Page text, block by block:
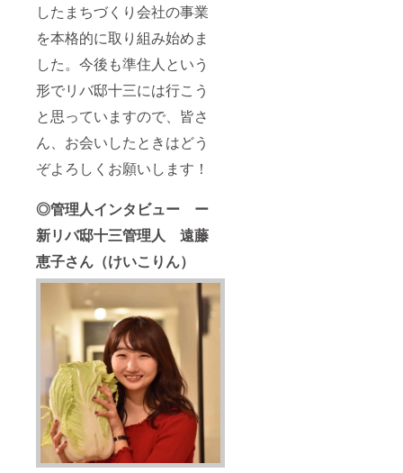
したまちづくり会社の事業
を本格的に取り組み始めま
した。今後も準住人という
形でリバ邸十三には行こう
と思っていますので、皆さ
ん、お会いしたときはどう
ぞよろしくお願いします！
◎管理人インタビュー ー
新リバ邸十三管理人 遠藤
恵子さん（けいこりん）